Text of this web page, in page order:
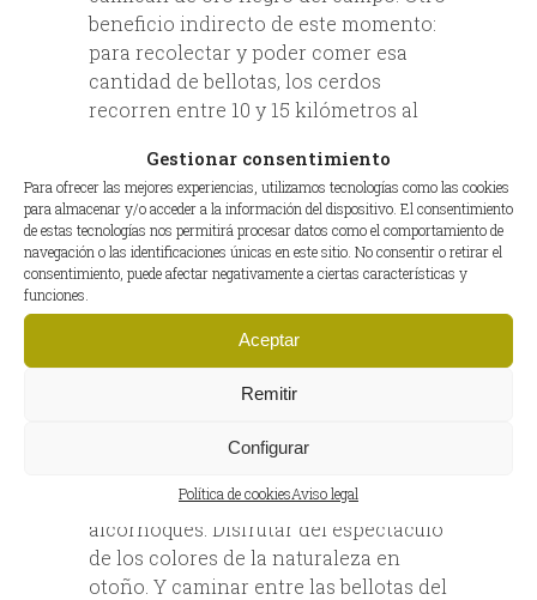
Gestionar consentimiento
Para ofrecer las mejores experiencias, utilizamos tecnologías como las cookies
para almacenar y/o acceder a la información del dispositivo. El consentimiento
de estas tecnologías nos permitirá procesar datos como el comportamiento de
navegación o las identificaciones únicas en este sitio. No consentir o retirar el
consentimiento, puede afectar negativamente a ciertas características y
funciones.
Aceptar
Remitir
Configurar
Política de cookiesAviso legal
beneficio indirecto de este momento:
para recolectar y poder comer esa
cantidad de bellotas, los cerdos
recorren entre 10 y 15 kilómetros al
desarrollar su musculatura.
Nos sentimos privilegiados por poder
montanera, entre encinas y
alcornoques. Disfrutar del espectáculo
de los colores de la naturaleza en
otoño. Y caminar entre las bellotas del